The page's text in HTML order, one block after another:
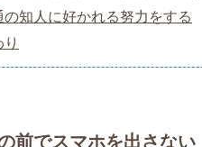
の知人に好かれる努力をする
前でスマホを出さない